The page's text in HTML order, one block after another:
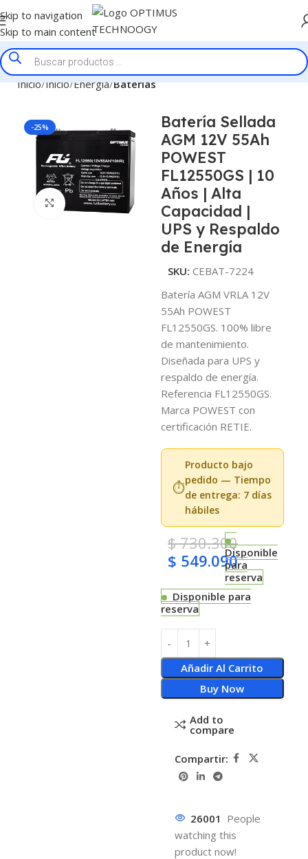
Skip to navigation
Skip to main content
Inicio Inicio Energía Baterías
-25%
Click to enlarge
Batería Sellada
AGM 12V 55Ah
POWEST
FL12550GS | 10
Años | Alta
Capacidad |
UPS y Respaldo
de Energía
SKU: CEBAT-7224
Batería AGM VRLA 12V
55Ah POWEST
FL12550GS. 100% libre
de mantenimiento.
Diseñada para UPS y
respaldo de energía.
Referencia FL12550GS.
Marca POWEST con
certificación RETIE.
⏱️
Producto bajo
pedido — Tiempo
de entrega: 7 días
hábiles
$730.300
$ 549.090Disponible
para
reserva
Disponible para
reserva
Añadir Al Carrito
Buy Now
Add to
compare
Compartir:
26001 People
watching this
product now!